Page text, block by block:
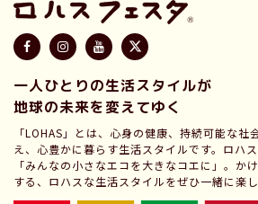
一人ひとりの生活スタイルが
地球の未来を変えてゆく
「LOHAS」とは、心身の健康、持続可能な社
え、心豊かに暮らす生活スタイルです。ロハ
「みんなの小さなエコを大きなコエに」。か
する、ロハスな生活スタイルをぜひ一緒に楽